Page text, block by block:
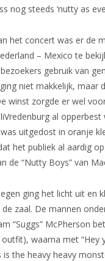
nog steeds ‘nutty as
het concert was er de
– Mexico te
gebruik van
niet makkelijk, maar
winst zorgde er wel
al
uitgedost in oranje
het publiek al aardig
de “Nutty Boys” van
ging het licht uit en
zaal. De mannen
“Suggs” McPherson
waarna met “Hey
is the heavy heavy